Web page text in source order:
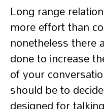
Long range
more effort than
nonetheless there
done to increase
of your
should be to